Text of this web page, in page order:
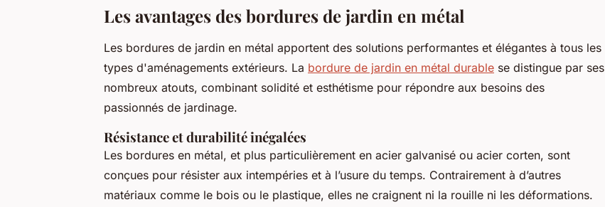
Les avantages des bordures de jardin en métal
Les bordures de jardin en métal apportent des solutions performantes et élégantes à tous les
types d'aménagements extérieurs. La bordure de jardin en métal durable se distingue par ses
nombreux atouts, combinant solidité et esthétisme pour répondre aux besoins des
passionnés de jardinage.
Résistance et durabilité inégalées
Les bordures en métal, et plus particulièrement en acier galvanisé ou acier corten, sont
conçues pour résister aux intempéries et à l’usure du temps. Contrairement à d’autres
matériaux comme le bois ou le plastique, elles ne craignent ni la rouille ni les déformations.